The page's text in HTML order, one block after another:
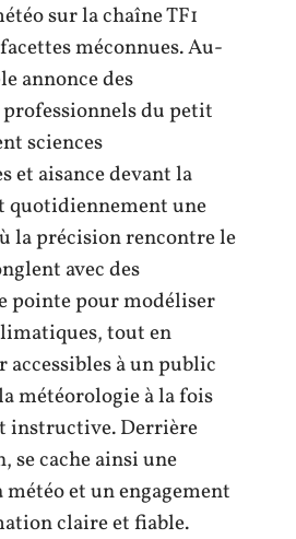
sur la chaîne TF1
méconnues. Au-
annonce des
du petit
sciences
et aisance devant la
quotidiennement une
la précision rencontre le
avec des
pointe pour modéliser
tout en
à un public
météorologie à la fois
instructive. Derrière
se cache ainsi une
et un engagement
claire et fiable.